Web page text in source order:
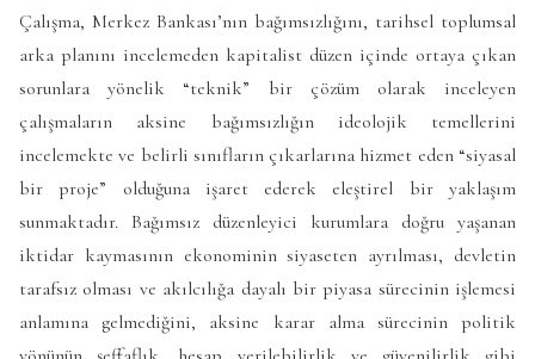
Çalışma, Merkez Bankası’nın bağımsızlığını, tarihsel toplumsal
arka planını incelemeden kapitalist düzen içinde ortaya çıkan
sorunlara yönelik “teknik” bir çözüm olarak inceleyen
çalışmaların aksine bağımsızlığın ideolojik temellerini
incelemekte ve belirli sınıfların çıkarlarına hizmet eden “siyasal
bir proje” olduğuna işaret ederek eleştirel bir yaklaşım
sunmaktadır. Bağımsız düzenleyici kurumlara doğru yaşanan
iktidar kaymasının ekonominin siyaseten ayrılması, devletin
tarafsız olması ve akılcılığa dayalı bir piyasa sürecinin işlemesi
anlamına gelmediğini, aksine karar alma sürecinin politik